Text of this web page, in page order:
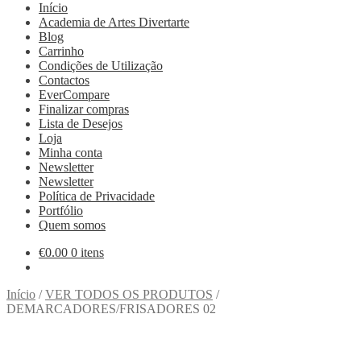
Início
Academia de Artes Divertarte
Blog
Carrinho
Condições de Utilização
Contactos
EverCompare
Finalizar compras
Lista de Desejos
Loja
Minha conta
Newsletter
Newsletter
Política de Privacidade
Portfólio
Quem somos
€0.00 0 itens
Início /VER TODOS OS PRODUTOS /
DEMARCADORES/FRISADORES 02